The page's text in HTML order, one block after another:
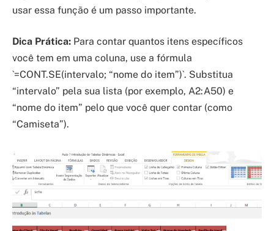
usar essa função é um passo importante.
Dica Prática: Para contar quantos itens específicos
você tem em uma coluna, use a fórmula
`=CONT.SE(intervalo; “nome do item”)`. Substitua
“intervalo” pela sua lista (por exemplo, A2:A50) e
“nome do item” pelo que você quer contar (como
“Camiseta”).